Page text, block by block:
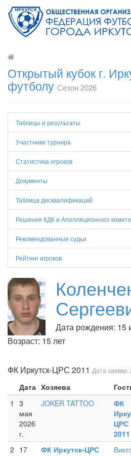
Открытый кубок г.
футболу Сезон 2026
Таблицы и результаты
Участники турнира
Статистика игроков
Документы
Таблица дисквалификаций
Решения КДК и Апелляционного
Рекомендованные судьи
Рейтинг игроков
Дата рождения: 15
Возраст: 15 лет
ФК Иркутск-ЦРС 2011 Дата заявки:
Дата Хозяева
1
3
мая
2026
г.
JOKER TATTOO
ФК
ЦРС
2011
2 17
ФК Иркутск-ЦРС